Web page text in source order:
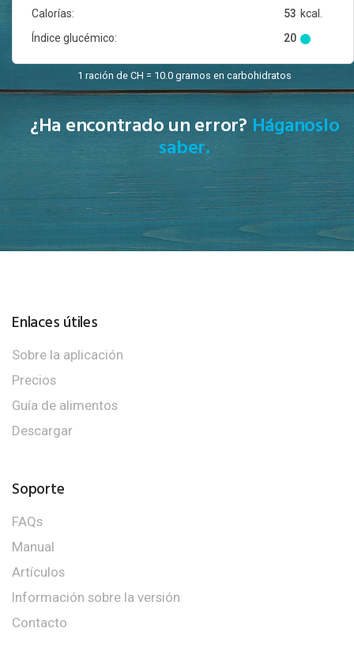
Calorías:
kcal.
53
Índice glucémico:
20
1 ración de CH = 10.0 gramos en carbohidratos
¿Ha encontrado un error? Háganoslo
saber.
Enlaces útiles
Sobre la aplicación
Precios
Guía de alimentos
Descargar
Soporte
FAQs
Manual
Artículos
Información sobre la versión
Contacto